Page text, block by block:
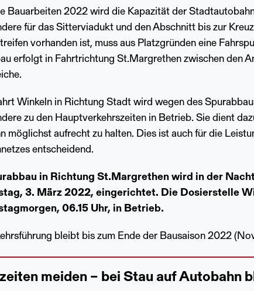
Bauarbeiten 2022 wird die Kapazität der
für das Sitterviadukt und den Abschnitt bis zur
vorhanden ist, muss aus Platzgründen eine
erfolgt in Fahrtrichtung St.Margrethen zwischen den
Winkeln in Richtung Stadt wird wegen des
zu den Hauptverkehrszeiten in Betrieb. Sie dient
möglichst aufrecht zu halten. Dies ist auch für die
entscheidend.
in Richtung St.Margrethen wird in der
3. März 2022, eingerichtet. Die Dosierstelle
06.15 Uhr, in Betrieb.
bleibt bis zum Ende der Bausaison 2022
meiden – bei Stau auf Autobahn